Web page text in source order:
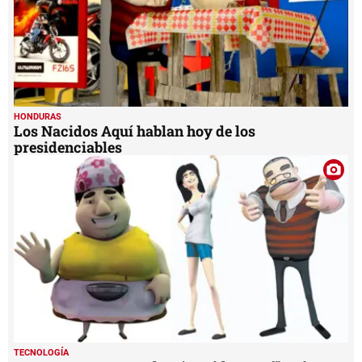
HONDURAS
Los Nacidos Aquí hablan hoy de los
presidenciables
TECNOLOGÍA